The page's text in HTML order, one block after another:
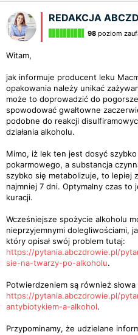
REDAKCJA
98 poziom
Witam,
jak informuje producent leku
opakowania należy unikać
może to doprowadzić do
spowodować gwałtowne
podobne do reakcji
działania alkoholu.
Mimo, iż lek ten jest dosyć
pokarmowego, a substancja
szybko się metabolizuje, to lepiej
najmniej 7 dni. Optymalny czas to
kuracji.
Wcześniejsze spożycie alkoholu
nieprzyjemnymi dolegliwościami,
który opisał swój problem tutaj:
https://pytania.abczdrowie.pl/
sie-na-twarzy-po-alkoholu.
Potwierdzeniem są również
https://pytania.abczdrowie.pl/
antybiotykiem-a-alkohol.
Przypominamy, że udzielane